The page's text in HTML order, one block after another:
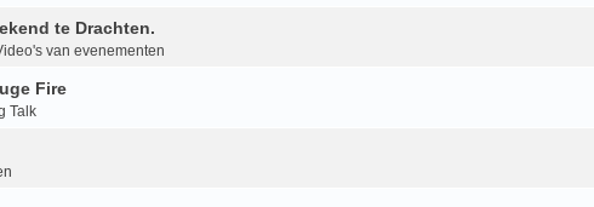
te Drachten.
van evenementen
Fire
Talk